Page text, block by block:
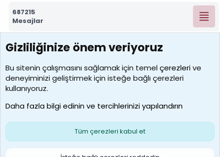
687215
Mesajlar
7388
Kullanıcılar
borabekirogluu
Son üye
Çerezler
S
Gizliliğinize önem veriyoruz
Bu sitenin çalışmasını sağlamak için temelçerezlerive
deneyiminizi geliştirmek için isteğe bağlı çerezleri
kullanıyoruz.
Daha fazla bilgi edinin ve tercihlerinizi yapılandırın
Tüm çerezleri kabul et